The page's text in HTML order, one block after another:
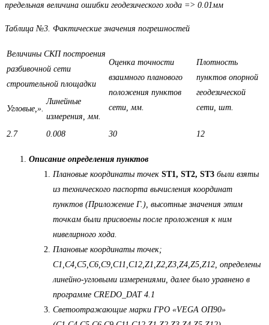
предельная величина ошибки геодезического хода => 0.01мм
Таблица №3. Фактические значения погрешностей
Величины СКП построения
разбивочной сети
строительной площадки
Оценка точности
взаимного планового
положения пунктов
сети, мм.
Плотность
пунктов опорной
геодезической
сети, шт.
Угловые,».
Линейные
измерения, мм.
2.7
0.008 30 12
Описание определения пунктов
Плановые координаты точек ST1, ST2, ST3 были взяты
из технического паспорта вычисления координат
пунктов (Приложение Г.), высотные значения этим
точкам были присвоены после проложения к ним
нивелирного хода.
Плановые координаты точек;
С1,С4,С5,С6,С9,С11,С12,Z1,Z2,Z3,Z4,Z5,Z12, определены
линейно-угловыми измерениями, далее было уравнено в
программе CREDO_DAT 4.1
Светоотражающие марки ГРО «VEGA ОП90»